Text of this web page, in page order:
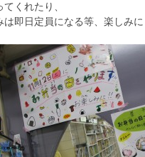
くれたり、
は即日定員になる等、楽しみ